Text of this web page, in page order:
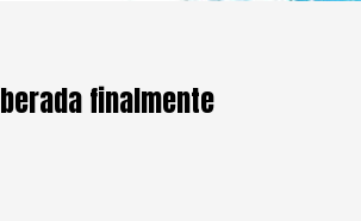
finalmente